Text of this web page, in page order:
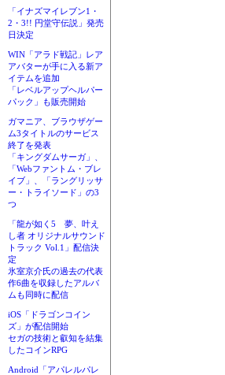
「イナズマイレブン1・
2・3!! 円堂守伝説」発売
日決定
WIN「アラド戦記」レア
アバターが手に入る新ア
イテムを追加
「レベルアップヘルパー
パック」も販売開始
ガマニア、ブラウザゲー
ム3タイトルのサービス
終了を発表
「キングダムサーガ」、
「Webファントム・ブレ
イブ」、「ラングリッサ
ー・トライソード」の3
つ
「龍が如く5 夢、叶え
し者 オリジナルサウンド
トラック Vol.1」配信決
定
氷室京介氏の過去の代表
作6曲を収録したアルバ
ムも同時に配信
iOS「ドラゴンコイン
ズ」が配信開始
セガの技術と叡知を結集
したコインRPG
Android「アパレルパレ